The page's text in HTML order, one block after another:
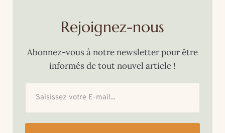
Rejoignez-nous
Abonnez-vous à notre newsletter pour être
informés de tout nouvel article !